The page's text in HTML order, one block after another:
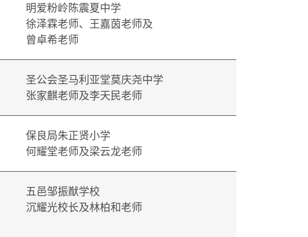
明爱粉岭陈震夏中学
徐泽霖老师、王嘉茵老师及
曾卓希老师
圣公会圣马利亚堂莫庆尧中学
张家麒老师及李天民老师
保良局朱正贤小学
何耀堂老师及梁云龙老师
五邑邹振猷学校
沉耀光校长及林柏和老师